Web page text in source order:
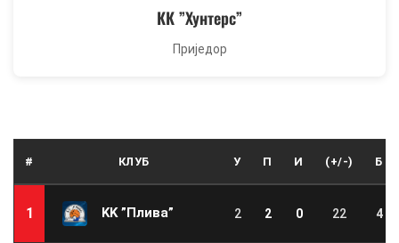
КК ”Хунтерс”
Приједор
# КЛУБ У П И (+/-) Б
1 KK ”Плива” 2 2 0 22 4